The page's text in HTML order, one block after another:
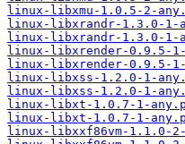
linux-libxmu-1.0.5-2-
linux-libxrandr-1.3.0-1-
linux-libxrandr-1.3.0-1-
linux-libxrender-0.9.5-
linux-libxrender-0.9.5-
linux-libxss-1.2.0-1-
linux-libxss-1.2.0-1-
linux-libxt-1.0.7-1-
linux-libxt-1.0.7-1-
linux-libxxf86vm-1.1.0-